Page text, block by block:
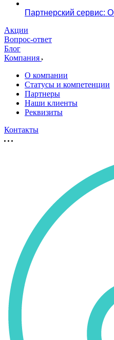
Партнерский сервис:
Акции
Вопрос-ответ
Блог
Компания
О компании
Статусы и компетенции
Партнеры
Наши клиенты
Реквизиты
Контакты